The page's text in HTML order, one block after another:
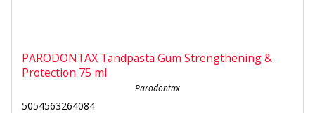
PARODONTAX Tandpasta Gum Strengthening &
Protection 75 ml
Parodontax
5054563264084